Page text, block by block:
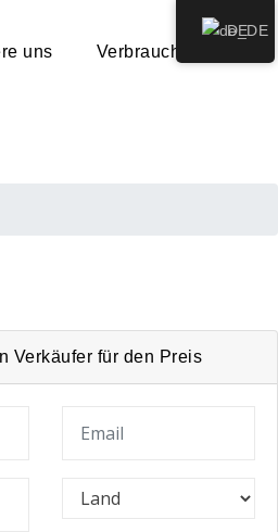
uns Verbrauchsmaterial
Verkäufer für den Preis
DE